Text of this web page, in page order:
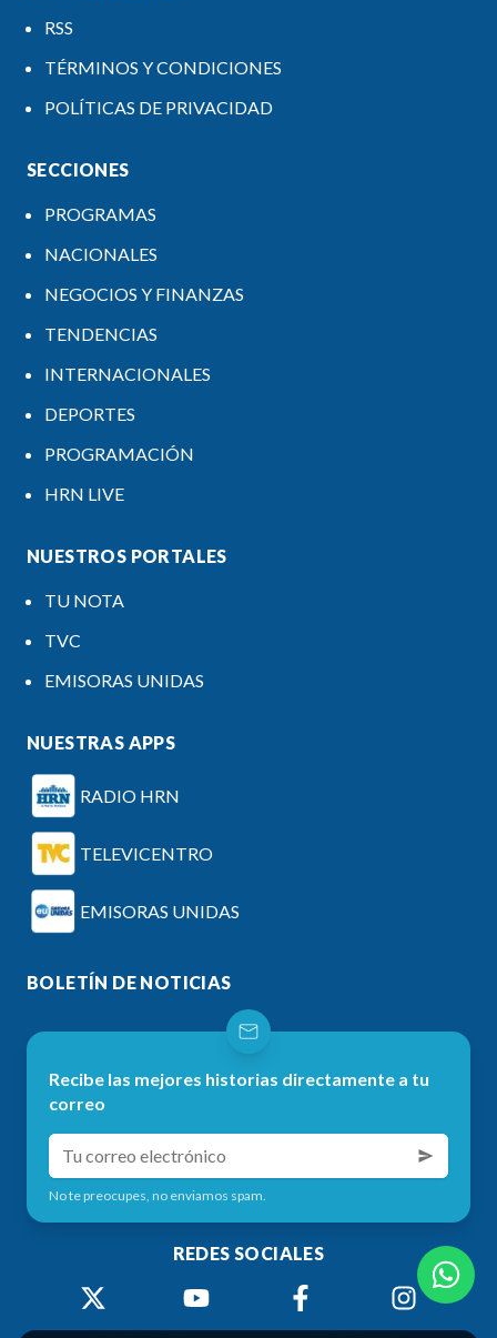
RSS
TÉRMINOS Y CONDICIONES
POLÍTICAS DE PRIVACIDAD
SECCIONES
PROGRAMAS
NACIONALES
NEGOCIOS Y FINANZAS
TENDENCIAS
INTERNACIONALES
DEPORTES
PROGRAMACIÓN
HRN LIVE
NUESTROS PORTALES
TU NOTA
TVC
EMISORAS UNIDAS
NUESTRAS APPS
RADIO HRN
TELEVICENTRO
EMISORAS UNIDAS
BOLETÍN DE NOTICIAS
Recibe las mejores historias directamente a tu
correo
No te preocupes, no enviamos spam.
REDES SOCIALES